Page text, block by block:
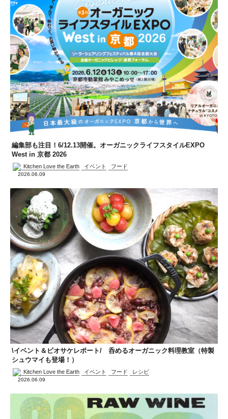
編集部も注目！6/12.13開催。オーガニックライフスタイルEXPO
West in 京都 2026
Kitchen Love the Earth イベント フード
2026.06.09
\イベント＆ビオサケレポート/ 呑めるオーガニック料理教室（特製
シュウマイも登場！）
Kitchen Love the Earth イベント フード レシピ
2026.06.09